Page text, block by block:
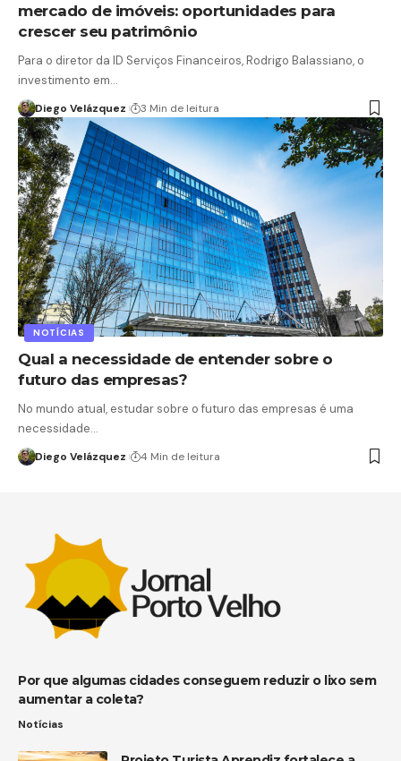
mercado de imóveis: oportunidades para
crescer seu patrimônio
Para o diretor da ID Serviços Financeiros, Rodrigo Balassiano, o
investimento em…
Diego Velázquez 3 Min de leitura
NOTÍCIAS
Qual a necessidade de entender sobre o
futuro das empresas?
No mundo atual, estudar sobre o futuro das empresas é uma
necessidade…
Diego Velázquez 4 Min de leitura
Por que algumas cidades conseguem reduzir o lixo sem
aumentar a coleta?
Notícias